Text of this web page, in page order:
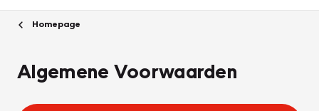
Homepage
Algemene Voorwaarden